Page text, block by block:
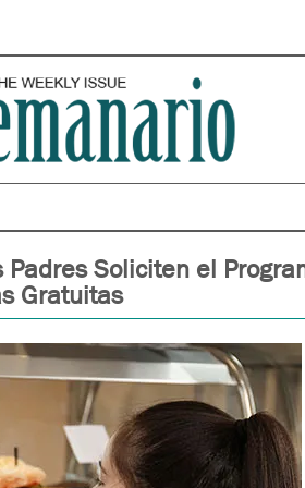
Padres Soliciten el
Gratuitas